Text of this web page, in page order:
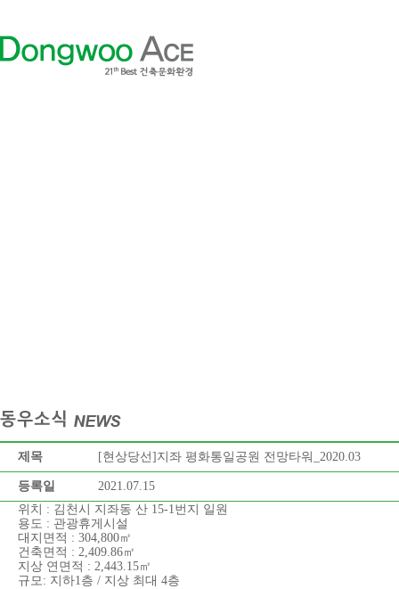
제목 [현상당선]지좌 평화통일공원 전망타워_2020.03
등록일
2021.07.15
위치 : 김천시 지좌동 산 15-1번지 일원
용도 : 관광휴게시설
대지면적 : 304,800㎡
건축면적 : 2,409.86㎡
지상 연면적 : 2,443.15㎡
규모: 지하1층 / 지상 최대 4층